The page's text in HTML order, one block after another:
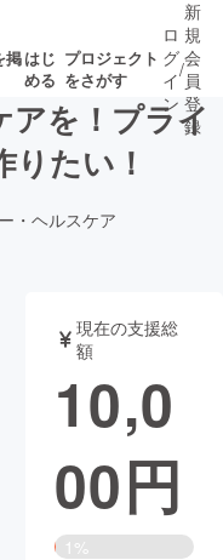
掲はじ
める
プロジェクト
をさがす
ェクト
音楽
ゲーム・
書籍・雑誌
チャレンジ
ロ
グ
イ
ン
/
新
規
会
員
登
録
アを！プライ
たい！
・ヘルスケア
現在の支援総
額
10,0
00円
1%